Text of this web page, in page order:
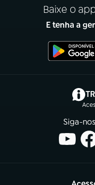
Baixe o
E tenha a
Siga-